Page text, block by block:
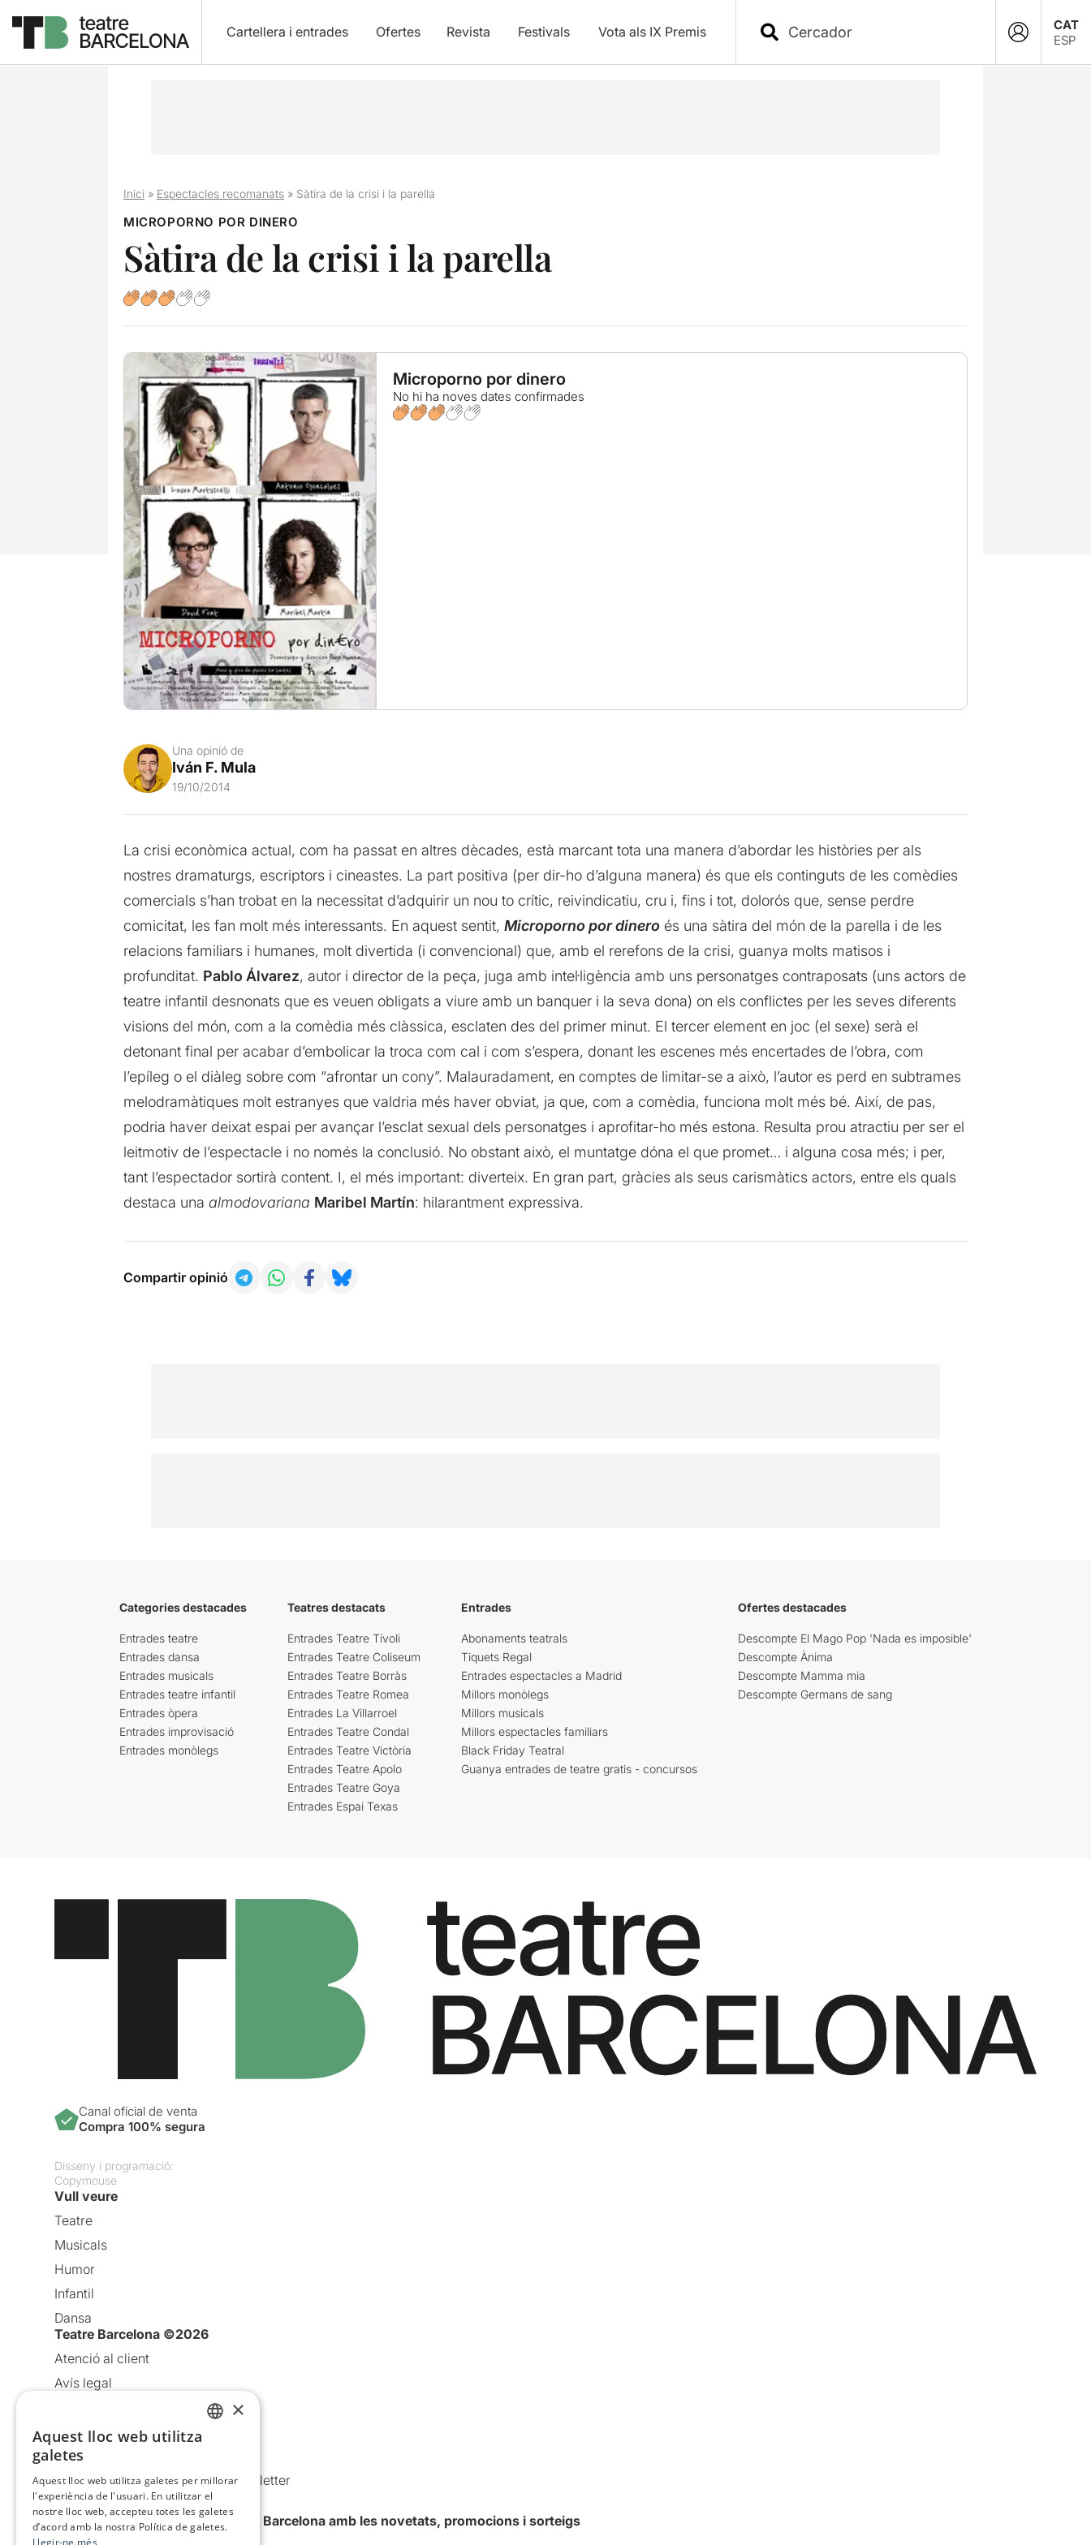
Cartellera i entrades Ofertes Revista Festivals Vota als IX Premis
CAT
ESP
Inici» Espectacles recomanats» Sàtira de la crisi i la parella
MICROPORNO POR DINERO
Sàtira de la crisi i la parella
Microporno por dinero
No hi ha noves dates confirmades
Una opinió de
Iván F. Mula
19/10/2014
La crisi econòmica actual, com ha passat en altres dècades, està marcant tota una manera d’abordar les històries per als
nostres dramaturgs, escriptors i cineastes. La part positiva (per dir-ho d’alguna manera) és que els continguts de les comèdies
comercials s’han trobat en la necessitat d’adquirir un nou to crític, reivindicatiu, cru i, fins i tot, dolorós que, sense perdre
comicitat, les fan molt més interessants. En aquest sentit, Microporno por dineroés una sàtira del món de la parella i de les
relacions familiars i humanes, molt divertida (i convencional) que, amb el rerefons de la crisi, guanya molts matisos i
profunditat. Pablo Álvarez, autor i director de la peça, juga amb intel·ligència amb uns personatges contraposats (uns actors de
teatre infantil desnonats que es veuen obligats a viure amb un banquer i la seva dona) on els conflictes per les seves diferents
visions del món, com a la comèdia més clàssica, esclaten des del primer minut. El tercer element en joc (el sexe) serà el
detonant final per acabar d’embolicar la troca com cal i com s’espera, donant les escenes més encertades de l’obra, com
l’epíleg o el diàleg sobre com “afrontar un cony”. Malauradament, en comptes de limitar-se a això, l’autor es perd en subtrames
melodramàtiques molt estranyes que valdria més haver obviat, ja que, com a comèdia, funciona molt més bé. Així, de pas,
podria haver deixat espai per avançar l’esclat sexual dels personatges i aprofitar-ho més estona. Resulta prou atractiu per ser el
leitmotiv de l’espectacle i no només la conclusió. No obstant això, el muntatge dóna el que promet… i alguna cosa més; i per,
tant l’espectador sortirà content. I, el més important: diverteix. En gran part, gràcies als seus carismàtics actors, entre els quals
destaca una almodovariana Maribel Martín: hilarantment expressiva.
Compartir opinió
Categories destacades
Entrades teatre
Entrades dansa
Entrades musicals
Entrades teatre infantil
Entrades òpera
Entrades improvisació
Entrades monòlegs
Teatres destacats
Entrades Teatre Tívoli
Entrades Teatre Coliseum
Entrades Teatre Borràs
Entrades Teatre Romea
Entrades La Villarroel
Entrades Teatre Condal
Entrades Teatre Victòria
Entrades Teatre Apolo
Entrades Teatre Goya
Entrades Espai Texas
Entrades
Abonaments teatrals
Tiquets Regal
Entrades espectacles a Madrid
Millors monòlegs
Millors musicals
Millors espectacles familiars
Black Friday Teatral
Guanya entrades de teatre gratis - concursos
Ofertes destacades
Descompte El Mago Pop 'Nada es imposible'
Descompte Ànima
Descompte Mamma mia
Descompte Germans de sang
Canal oficial de venta
Compra 100% segura
Disseny i programació:
Copymouse
Vull veure
Teatre
Musicals
Humor
Infantil
Dansa
Teatre Barcelona ©2026
Atenció al client
Avís legal
Política de cookies
Condicions d’ús
Comunicacions comercials i Newsletter
Anuncia’t
Vull rebre la newsletter de Teatre Barcelona amb les novetats, promocions i sorteigs
×
Aquest lloc web utilitza
galetes
Aquest lloc web utilitza galetes per millorar
l'experiència de l'usuari. En utilitzar el
nostre lloc web, accepteu totes les galetes
d’acord amb la nostra Política de galetes.
Llegir-ne més